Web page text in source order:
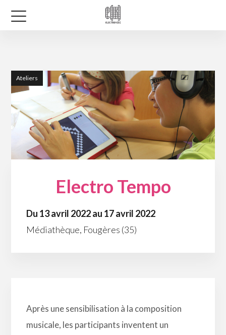
Ateliers
Electro Tempo
Du 13 avril 2022 au 17 avril 2022
Médiathèque, Fougères (35)
Après une sensibilisation à la composition
musicale, les participants inventent un